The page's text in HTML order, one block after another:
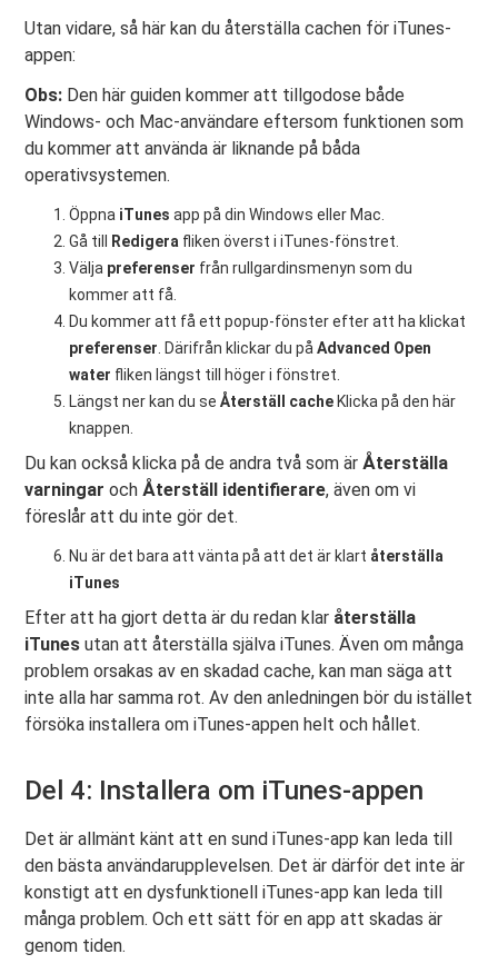
Utan vidare, så här kan du återställa cachen för iTunes-
appen:
Obs: Den här guiden kommer att tillgodose både
Windows- och Mac-användare eftersom funktionen som
du kommer att använda är liknande på båda
operativsystemen.
Öppna iTunesapp på din Windows eller Mac.
Gå till
Redigera fliken överst i iTunes-fönstret.
Välja preferenser från rullgardinsmenyn som du
kommer att få.
Du kommer att få ett popup-fönster efter att ha klickat
preferenser . Därifrån klickar du påAdvanced Open
water fliken längst till höger i fönstret.
Längst ner kan du seÅterställ cache Klicka på den här
knappen.
Du kan också klicka på de andra två som ärÅterställa
varningar ochÅterställ identifierare, även om vi
föreslår att du inte gör det.
Nu är det bara att vänta på att det är klart återställa
iTunes
Efter att ha gjort detta är du redan klar återställa
iTunes utan att återställa själva iTunes. Även om många
problem orsakas av en skadad cache, kan man säga att
inte alla har samma rot. Av den anledningen bör du istället
försöka installera om iTunes-appen helt och hållet.
Del 4: Installera om iTunes-appen
Det är allmänt känt att en sund iTunes-app kan leda till
den bästa användarupplevelsen. Det är därför det inte är
konstigt att en dysfunktionell iTunes-app kan leda till
många problem. Och ett sätt för en app att skadas är
genom tiden.